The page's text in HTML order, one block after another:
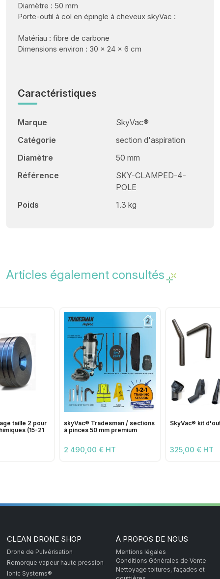
Diamètre : 50 mm
Porte-outil à col en épingle à cheveux skyVac :
Matériau : fibre de carbone
Dimensions environ : 30 x 24 x 6 cm
Caractéristiques
Marque
SkyVac®
Catégorie
section d'aspiration
Diamètre
50 mm
Référence
SKY-CLAMPED-4-
POLE
Poids
1.3 kg
Articles également consultés
taille 2 pour
(15-21
skyVac® Tradesman / sections
à pinces 50 mm premium
2 490,00 € HT
SkyVac® kit
325,00 € HT
CLEAN DRONE SHOP
Drone de Pulvérisation
Remorque vapeur haute pression
Ionic Systems®
À PROPOS DE NOUS
Mentions légales
Conditions Générales de Vente
Nettoyage toitures, façades et